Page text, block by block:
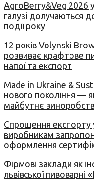
AgroBerry&Veg 2026 у
галузі долучаються
події року
12 років Volynski
розвиває крафтове
напої та експорт
Made in Ukraine &
нового покоління —
майбутнє
Спрощення експорту
виробникам
оформлення
Фірмові заклади як
львівської пивоварні